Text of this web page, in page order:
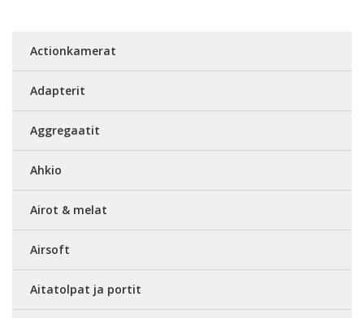
Actionkamerat
Adapterit
Aggregaatit
Ahkio
Airot & melat
Airsoft
Aitatolpat ja portit